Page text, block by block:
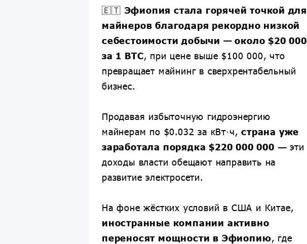
🇪🇹 Эфиопия стала горячей точкой для
майнеров благодаря рекордно низкой
себестоимости добычи — около $20 000
за 1 BTC, при цене выше $100 000, что
превращает майнинг в сверхрентабельный
бизнес.
Продавая избыточную гидроэнергию
майнерам по $0.032 за кВт⋅ч,страна уже
заработала порядка $220 000 000 — эти
доходы власти обещают направить на
развитие электросети.
На фоне жёстких условий в США и Китае,
иностранные компании активно
переносят мощности в Эфиопию, где